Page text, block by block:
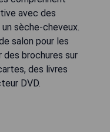
avec des
sèche-cheveux.
salon pour les
brochures sur
des livres
DVD.